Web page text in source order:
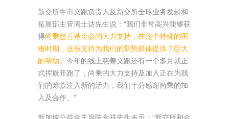
新交所牛市义跑负责人及新交所全球业务发起和
拓展部主管周士达先生说：“我们非常高兴能够获
得尚乘慈善基金会的大力支持，在这个特殊的困
难时期，这份支持为我们的弱势群体提供了巨大
的帮助。今年的线上慈善义跑还有一个多月就正
式挥旗开跑了，尚乘的大力支持及加入正在为我
们的筹款注入新的活力，我们十分感谢尚乘的加
入及合作。”